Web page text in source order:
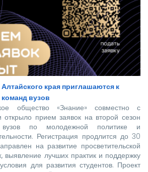
края приглашаются к
вузов
общество «Знание» совместно с
открыло прием заявок на второй сезон
вузов по молодежной политике и
Регистрация продлится до 30
на развитие просветительской
выявление лучших практик и поддержку
для развития студентов. Проект